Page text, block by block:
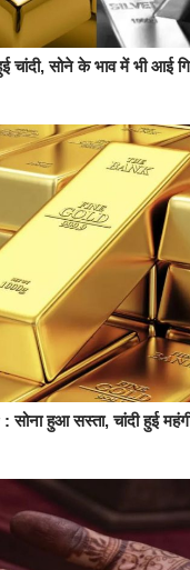
चांदी, सोने के भाव में भी आई
हुआ सस्ता, चांदी हुई